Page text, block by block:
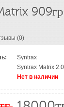
(0)
Syntrax
Syntrax Matrix
Нет в наличии